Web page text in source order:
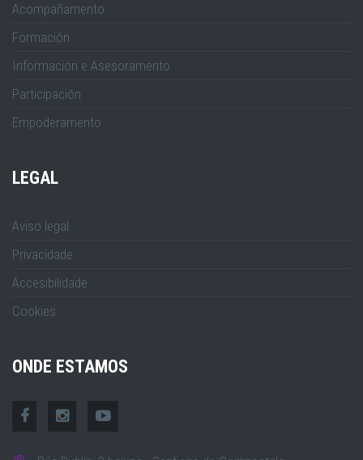
Acompañamento
Formación
Información e Asesoramento
Participación
Empoderamento
LEGAL
Aviso legal
Privacidade
Accesibilidade
Cookies
ONDE ESTAMOS